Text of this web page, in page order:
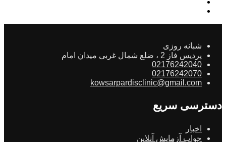
شبانه روزی
پردیس فاز 2 ، ضلع شمال غربی میدان امام
02176242040
02176242070
kowsarpardisclinic@gmail.com
دسترسی سریع
اخبار
جواب آزمایش آنلاین